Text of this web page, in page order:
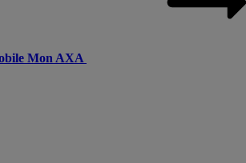
Mon AXA